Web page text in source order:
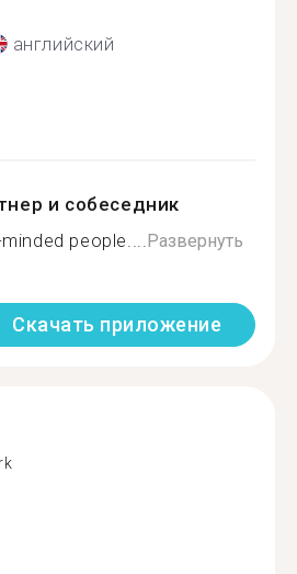
английский
и собеседник
people....Развернуть
Скачать приложение